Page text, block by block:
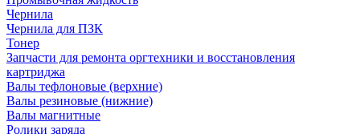
Чернила
Чернила для ПЗК
Тонер
Запчасти для ремонта оргтехники и восстановления
картриджа
Валы тефлоновые (верхние)
Валы резиновые (нижние)
Валы магнитные
Ролики заряда